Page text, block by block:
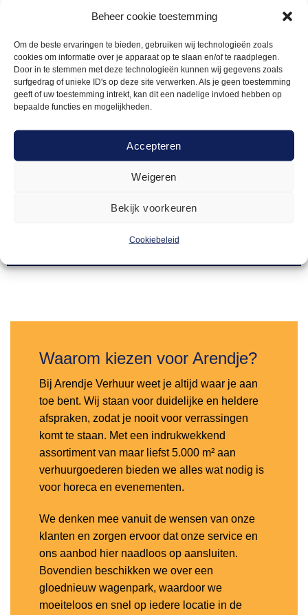
Beheer cookie toestemming
Om de beste ervaringen te bieden, gebruiken wij technologieën zoals
cookies om informatie over je apparaat op te slaan en/of te raadplegen.
Door in te stemmen met deze technologieën kunnen wij gegevens zoals
surfgedrag of unieke ID's op deze site verwerken. Als je geen toestemming
geeft of uw toestemming intrekt, kan dit een nadelige invloed hebben op
bepaalde functies en mogelijkheden.
Accepteren
Weigeren
Bekijk voorkeuren
Cookiebeleid
Waarom kiezen voor Arendje?
Bij Arendje Verhuur weet je altijd waar je aan
toe bent. Wij staan voor duidelijke en heldere
afspraken, zodat je nooit voor verrassingen
komt te staan. Met een indrukwekkend
assortiment van maar liefst 5.000 m² aan
verhuurgoederen bieden we alles wat nodig is
voor horeca en evenementen.
We denken mee vanuit de wensen van onze
klanten en zorgen ervoor dat onze service en
ons aanbod hier naadloos op aansluiten.
Bovendien beschikken we over een
gloednieuw wagenpark, waardoor we
moeiteloos en snel op iedere locatie in de